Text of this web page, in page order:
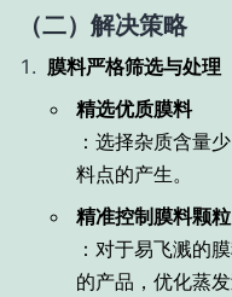
（二）解决策略
膜料严格筛选与处理
精选优质膜料
：选择杂质含量
料点的产生。
精准控制膜料颗粒
：对于易飞溅的
的产品，优化蒸发